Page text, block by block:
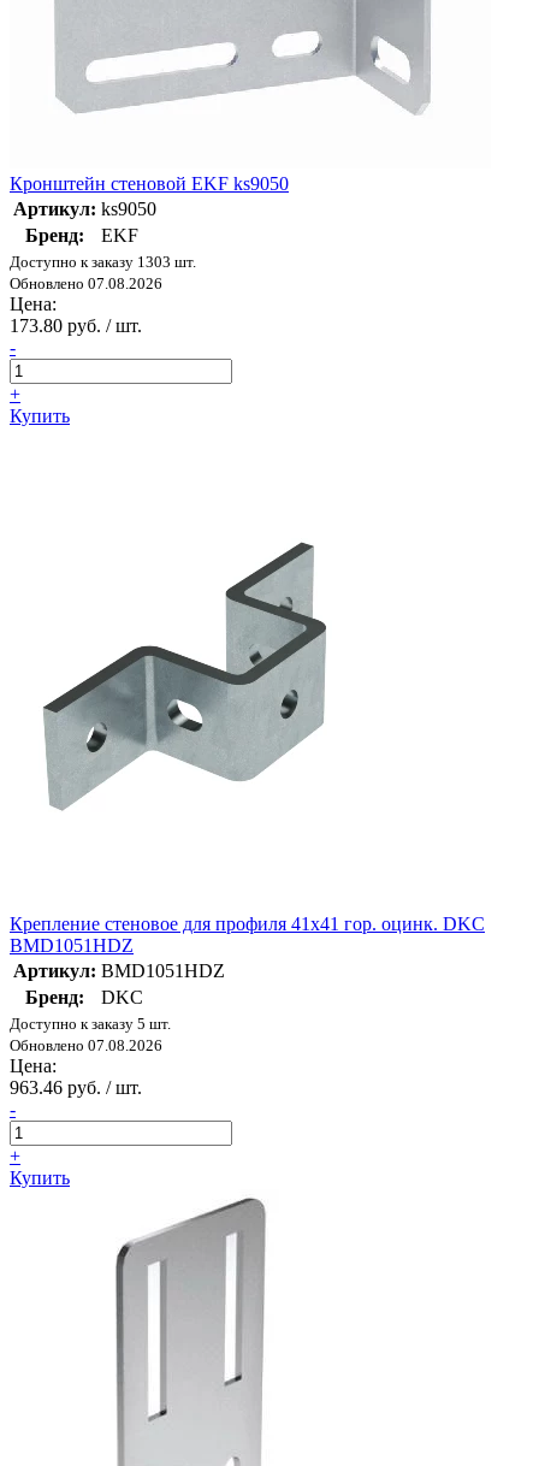
Кронштейн стеновой EKF ks9050
Артикул: ks9050
Бренд:
EKF
Доступно к заказу 1303 шт.
Обновлено 07.08.2026
Цена:
173.80 руб. / шт.
-
+
Купить
Крепление стеновое для профиля 41х41 гор. оцинк. DKC
BMD1051HDZ
Артикул: BMD1051HDZ
Бренд:
DKC
Доступно к заказу 5 шт.
Обновлено 07.08.2026
Цена:
963.46 руб. / шт.
-
+
Купить